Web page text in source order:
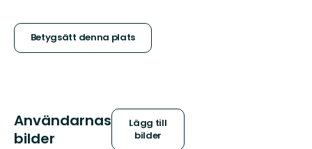
stjärnor
Betygsätt denna plats
Användarnas
bilder
Lägg till
bilder